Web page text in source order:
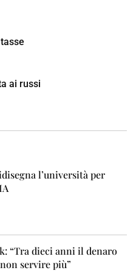
ai russi
l’università per
“Tra dieci anni il denaro
servire più”